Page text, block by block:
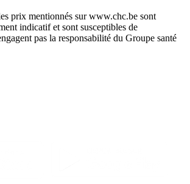
prix mentionnés sur www.chc.be sont
indicatif et sont susceptibles de
pas la responsabilité du Groupe santé